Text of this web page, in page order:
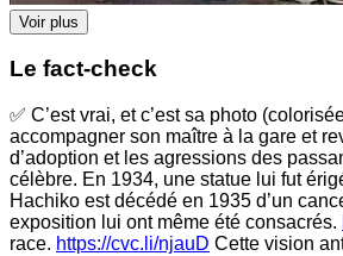
Voir plus
Le fact-check
✅ C’est vrai, et c’est sa photo
accompagner son maître à la gare et
d’adoption et les agressions des
célèbre. En 1934, une statue lui fut
Hachiko est décédé en 1935 d’un
exposition lui ont même été consacrés.
race. https://cvc.li/njauD Cette vision